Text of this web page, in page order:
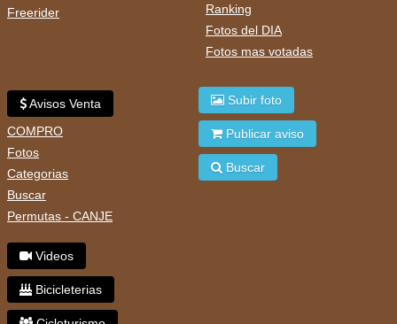
Freerider
Ranking
Fotos del DIA
Fotos mas votadas
Avisos Venta
COMPRO
Fotos
Categorias
Buscar
Permutas - CANJE
Videos
Bicicleterias
Subir foto
Publicar aviso
Buscar